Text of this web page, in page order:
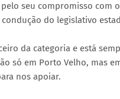
seu compromisso com
do legislativo
da categoria e está
só em Porto Velho, mas
nos apoiar.